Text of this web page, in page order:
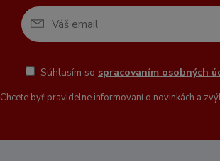
Súhlasím so spracovaním osobných
Chcete byť pravidelne informovaní o novinkách a